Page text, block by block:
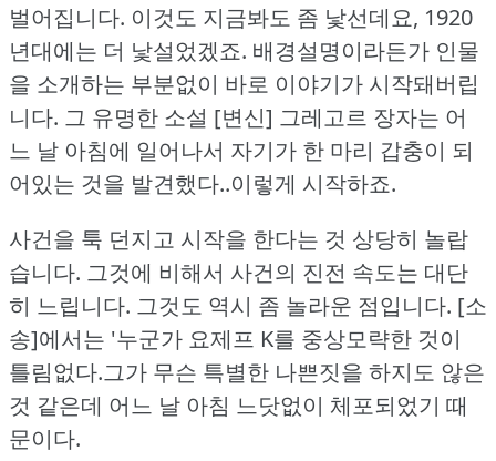
벌어집니다. 이것도 지금봐도 좀 낯선데요, 1920
년대에는 더 낯설었겠죠. 배경설명이라든가 인물
을 소개하는 부분없이 바로 이야기가 시작돼버립
니다. 그 유명한 소설 [변신] 그레고르 장자는 어
느 날 아침에 일어나서 자기가 한 마리 갑충이 되
어있는 것을 발견했다..이렇게 시작하죠.
사건을 툭 던지고 시작을 한다는 것 상당히 놀랍
습니다. 그것에 비해서 사건의 진전 속도는 대단
히 느립니다. 그것도 역시 좀 놀라운 점입니다. [소
송]에서는 '누군가 요제프 K를 중상모략한 것이
틀림없다.그가 무슨 특별한 나쁜짓을 하지도 않은
것 같은데 어느 날 아침 느닷없이 체포되었기 때
문이다.